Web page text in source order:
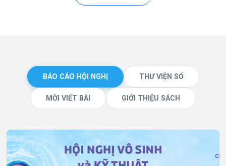
BÁO CÁO HỘI NGHỊ THƯ VIỆN SỐ
MỜI VIẾT BÀI GIỚI THIỆU SÁCH